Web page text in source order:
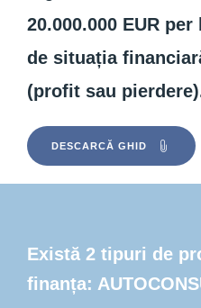
20.000.000 EUR
de situația
(profit sau
DESCARCĂ GHID
Există 2 tipuri de
finanța: